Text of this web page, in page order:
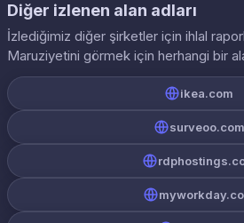
Diğer izlenen alan adları
İzlediğimiz diğer şirketler için ihlal
Maruziyetini görmek için herhangi bir
ikea.com
surveoo.com